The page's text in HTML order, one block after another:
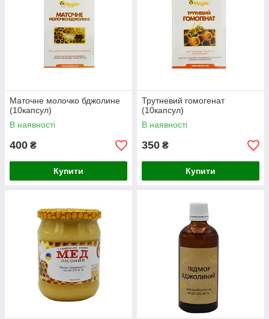
Маточне молочко бджолине
(10капсул)
В наявності
400 ₴
Купити
Трутневий гомогенат
(10капсул)
В наявності
350 ₴
Купити